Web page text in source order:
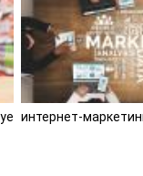
интернет-